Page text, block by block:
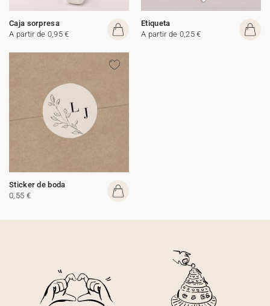
Caja sorpresa
A partir de 0,95 €
Etiqueta
A partir de 0,25 €
Sticker de boda
0,55 €